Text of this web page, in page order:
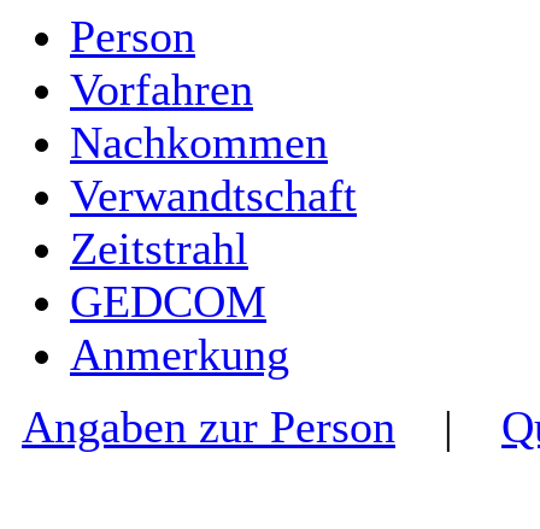
Person
Vorfahren
Nachkommen
Verwandtschaft
Zeitstrahl
GEDCOM
Anmerkung
Angaben zur Person |